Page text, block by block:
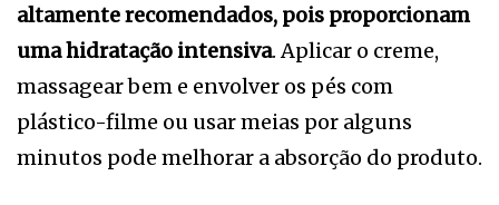
altamente recomendados, pois proporcionam
uma hidratação intensiva. Aplicar o creme,
massagear bem e envolver os pés com
plástico-filme ou usar meias por alguns
minutos pode melhorar a absorção do produto.